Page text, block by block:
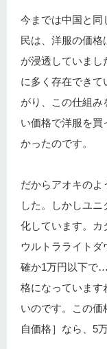
今までは中国と
民は、洋服の価格
が浸透していま
に多く存在できて
がり、この仕組み
い価格で洋服を買
かったのです。
だからアオキのよ
した。しかしユ
化しています。カ
ウルトラライト
確か1万円以下で
格になっています
いのです。この価
自価格］なら、5